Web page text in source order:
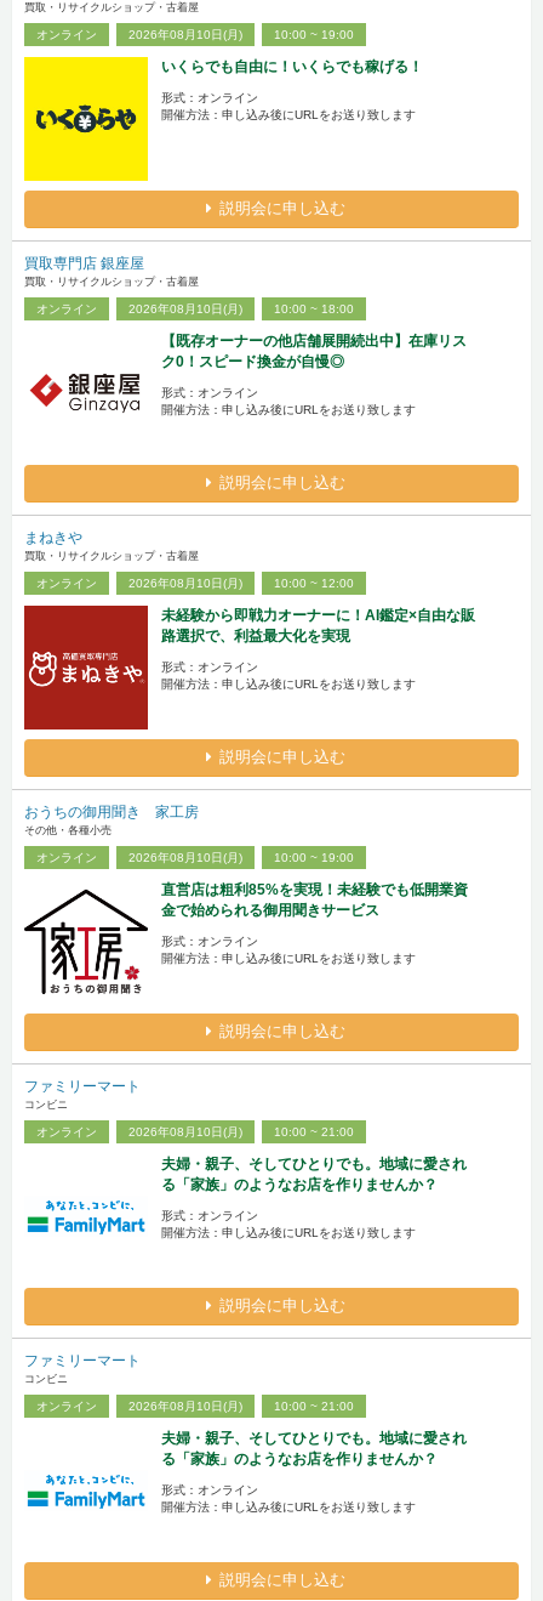
買取・リサイクルショップ・古着屋
オンライン 2026年08月10日(月) 10:00 ~ 19:00
いくらでも自由に！いくらでも稼げる！
形式：オンライン
開催方法：申し込み後にURLをお送り致します
説明会に申し込む
買取専門店 銀座屋
買取・リサイクルショップ・古着屋
オンライン 2026年08月10日(月) 10:00 ~ 18:00
【既存オーナーの他店舗展開続出中】在庫リス
ク0！スピード換金が自慢◎
形式：オンライン
開催方法：申し込み後にURLをお送り致します
説明会に申し込む
まねきや
買取・リサイクルショップ・古着屋
オンライン 2026年08月10日(月) 10:00 ~ 12:00
未経験から即戦力オーナーに！AI鑑定×自由な販
路選択で、利益最大化を実現
形式：オンライン
開催方法：申し込み後にURLをお送り致します
説明会に申し込む
おうちの御用聞き 家工房
その他・各種小売
オンライン 2026年08月10日(月) 10:00 ~ 19:00
直営店は粗利85%を実現！未経験でも低開業資
金で始められる御用聞きサービス
形式：オンライン
開催方法：申し込み後にURLをお送り致します
説明会に申し込む
ファミリーマート
コンビニ
オンライン 2026年08月10日(月) 10:00 ~ 21:00
夫婦・親子、そしてひとりでも。地域に愛され
る「家族」のようなお店を作りませんか？
形式：オンライン
開催方法：申し込み後にURLをお送り致します
説明会に申し込む
ファミリーマート
コンビニ
オンライン 2026年08月10日(月) 10:00 ~ 21:00
夫婦・親子、そしてひとりでも。地域に愛され
る「家族」のようなお店を作りませんか？
形式：オンライン
開催方法：申し込み後にURLをお送り致します
説明会に申し込む